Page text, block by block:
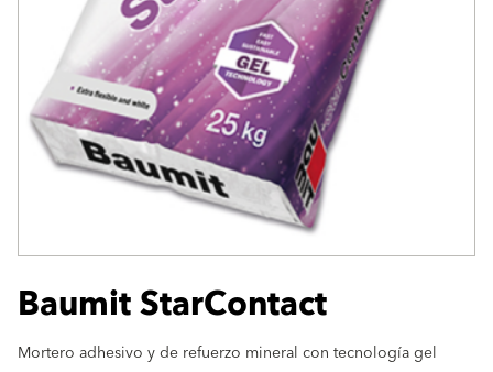
Baumit StarContact
Mortero adhesivo y de refuerzo mineral con tecnología gel